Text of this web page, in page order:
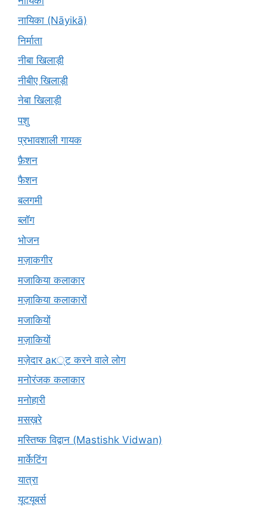
नायिका (Nāyikā)
निर्माता
नीबा खिलाड़ी
नीबीए खिलाड़ी
नेबा खिलाड़ी
पशु
प्रभावशाली गायक
फ़ैशन
फैशन
बलगमी
ब्लॉग
भोजन
मज़ाकगीर
मजाकिया कलाकार
मज़ाकिया कलाकारों
मजाकियों
मज़ाकियों
मज़ेदार ак्ट करने वाले लोग
मनोरंजक कलाकार
मनोहारी
मसख़रे
मस्तिष्क विद्वान (Mastishk Vidwan)
मार्केटिंग
यात्रा
यूटयूबर्स